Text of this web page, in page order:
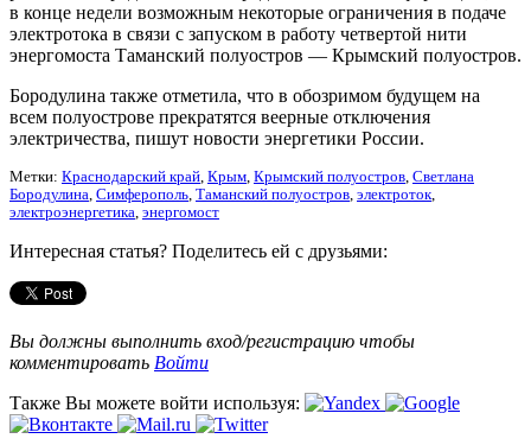
в конце недели возможным некоторые ограничения в подаче
электротока в связи с запуском в работу четвертой нити
энергомоста Таманский полуостров — Крымский полуостров.
Бородулина также отметила, что в обозримом будущем на
всем полуострове прекратятся веерные отключения
электричества, пишут новости энергетики России.
Метки: Краснодарский край, Крым, Крымский полуостров, Светлана
Бородулина, Симферополь, Таманский полуостров, электроток,
электроэнергетика, энергомост
Интересная статья? Поделитесь ей с друзьями:
Вы должны выполнить вход/регистрацию чтобы
комментировать Войти
Также Вы можете войти используя: